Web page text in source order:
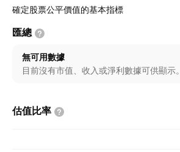
確定股票公平價值的基本指標
匯總
無可用數據
目前沒有市值、收入或淨利數據可供顯示。
估值比率